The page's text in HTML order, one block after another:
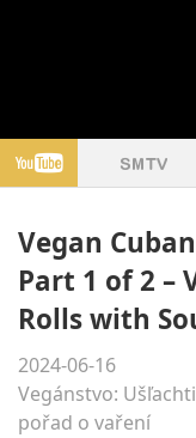
Vegan
Part 1 of 2 –
Rolls with
2024-06-16
Vegánstvo:
pořad o vaření